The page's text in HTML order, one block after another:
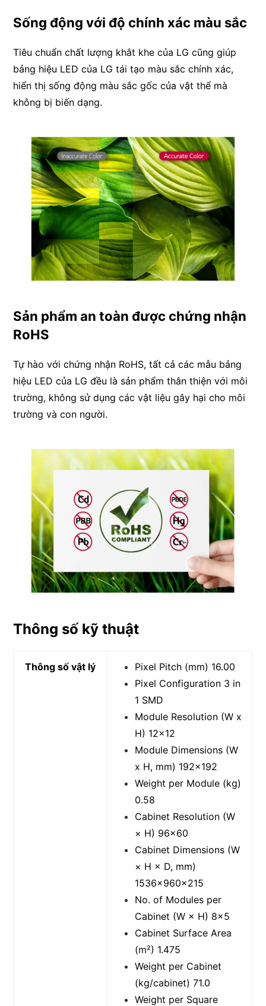
Sống động với độ chính xác màu sắc
Tiêu chuẩn chất lượng khắt khe của LG cũng giúp
bảng hiệu LED của LG tái tạo màu sắc chính xác,
hiển thị sống động màu sắc gốc của vật thể mà
không bị biến dạng.
Sản phẩm an toàn được chứng nhận
RoHS
Tự hào với chứng nhận RoHS, tất cả các mẫu bảng
hiệu LED của LG đều là sản phẩm thân thiện với môi
trường, không sử dụng các vật liệu gây hại cho môi
trường và con người.
Thông số kỹ thuật
Thông số vật lý
Pixel Pitch (mm) 16.00
Pixel Configuration 3 in
1 SMD
Module Resolution (W x
H) 12×12
Module Dimensions (W
x H, mm) 192×192
Weight per Module (kg)
0.58
Cabinet Resolution (W
× H) 96×60
Cabinet Dimensions (W
× H × D, mm)
1536x960x215
No. of Modules per
Cabinet (W × H) 8×5
Cabinet Surface Area
(m²) 1.475
Weight per Cabinet
(kg/cabinet) 71.0
Weight per Square